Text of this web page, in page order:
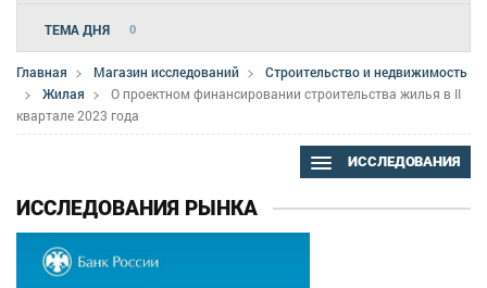
ТЕМА ДНЯ 0
Главная Магазин исследований
Строительство и недвижимость
Жилая
О проектном финансировании строительства жилья в II
квартале 2023 года
ИССЛЕДОВАНИЯ
ИССЛЕДОВАНИЯ РЫНКА